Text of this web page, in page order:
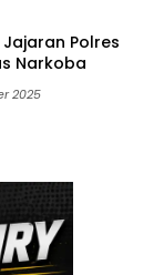
Polres
Narkoba
2025